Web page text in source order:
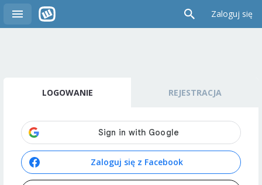
Zaloguj się
LOGOWANIE REJESTRACJA
Zaloguj się z Facebook